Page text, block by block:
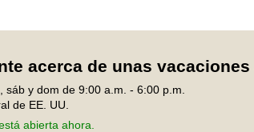
acerca de unas vacaciones
y dom de 9:00 a.m. - 6:00 p.m.
de EE. UU.
abierta ahora.